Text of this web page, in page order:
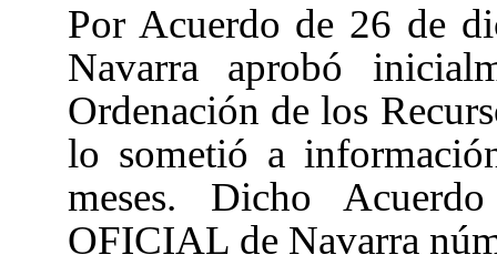
Por Acuerdo de 26 de
Navarra aprobó
Ordenación de los
lo sometió a
meses. Dicho
OFICIAL de Navarra